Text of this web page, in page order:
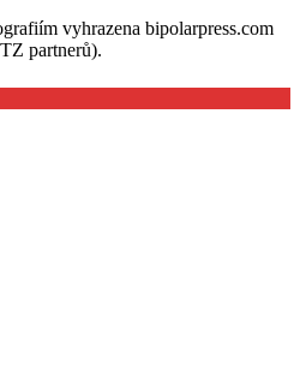
vyhrazena bipolarpress.com
partnerů).